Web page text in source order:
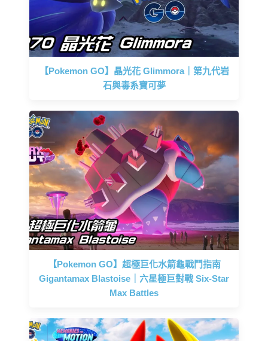
【Pokemon GO】晶光花 Glimmora｜第九代岩
石與毒系寶可夢
【Pokemon GO】超極巨化水箭龜戰鬥指南
Gigantamax Blastoise｜六星極巨對戰 Six-Star
Max Battles